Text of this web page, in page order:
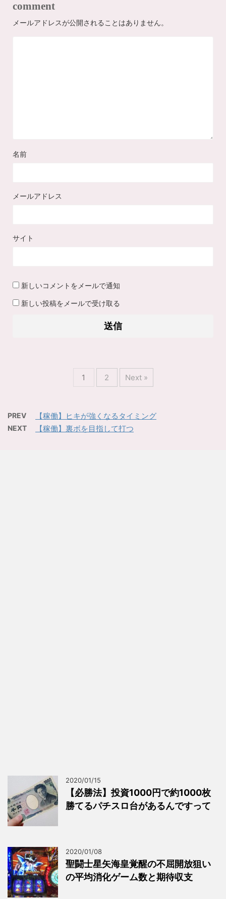
comment
メールアドレスが公開されることはありません。
名前
メールアドレス
サイト
新しいコメントをメールで通知
新しい投稿をメールで受け取る
1 2 Next »
PREV 【稼働】ヒキが強くなるタイミング
NEXT 【稼働】裏ボを目指して打つ
2020/01/15
【必勝法】投資1000円で約1000枚
勝てるパチスロ台があるんですって
2020/01/08
聖闘士星矢海皇覚醒の不屈開放狙い
の平均消化ゲーム数と期待収支